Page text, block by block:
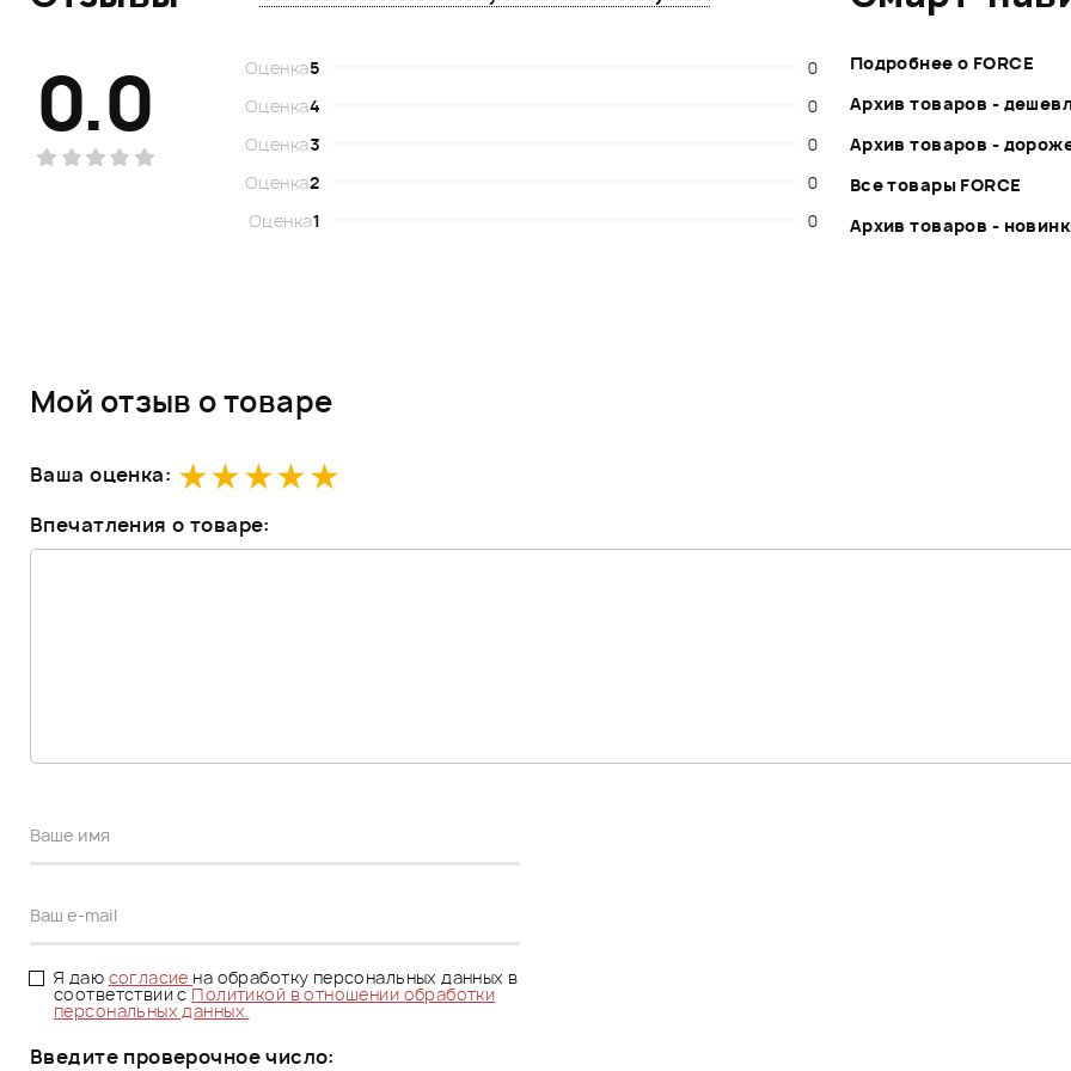
0.0 Оценка5
0
Оценка4
0
Оценка3
0
Оценка2
0
Оценка1 0
Подробнее о FORCE
Архив товаров -
Архив товаров -
Все товары FORCE
Архив товаров -
Мой отзыв о товаре
Ваша оценка:
Впечатления о товаре:
Я даю согласие на обработку персональных данных в
соответствии сПолитикой в отношении обработки
персональных данных.
Введите проверочное число: